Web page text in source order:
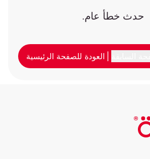
حدث خطأ عام.
العودة للصفحة الرئيسية